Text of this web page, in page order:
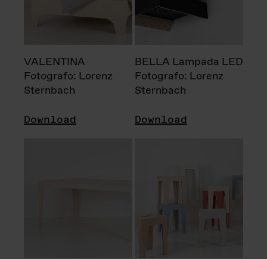
VALENTINA
Fotografo: Lorenz
Sternbach
Download
BELLA Lampada LED
Fotografo: Lorenz
Sternbach
Download